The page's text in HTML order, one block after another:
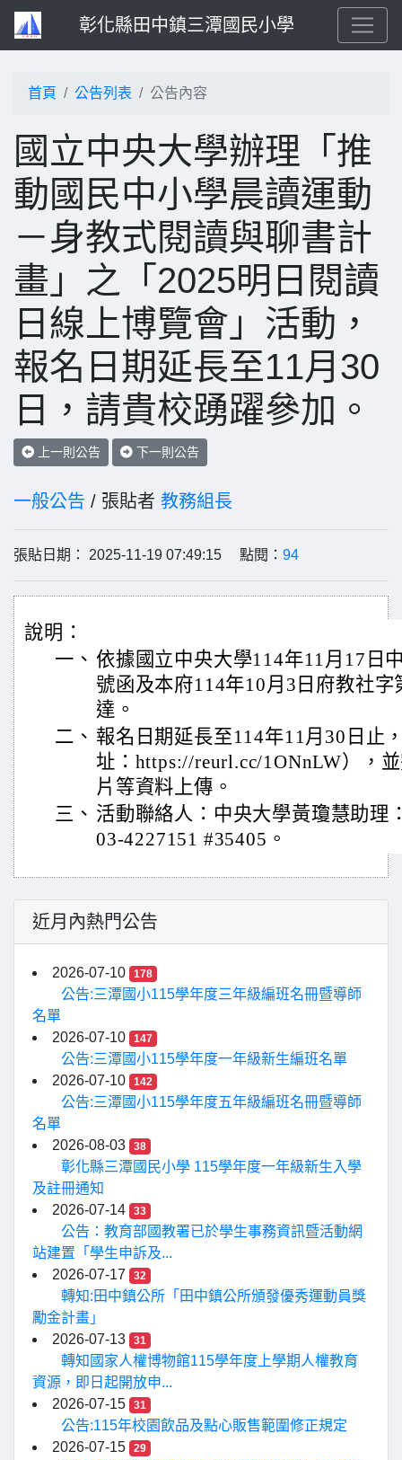
彰化縣田中鎮三潭國民小學
首頁 公告列表 公告內容
國立中央大學辦理「推
動國民中小學晨讀運動
－身教式閱讀與聊書計
畫」之「2025明日閱讀
日線上博覽會」活動，
報名日期延長至11月30
日，請貴校踴躍參加。
上一則公告 下一則公告
一般公告 / 張貼者 教務組長
張貼日期： 2025-11-19 07:49:15 點閱： 94
說明：
一、 依據國立中央大學114年11月17日
號函及本府114年10月3日府教社字
達。
二、 報名日期延長至114年11月30日止
址：https://reurl.cc/1ONnLW），
片等資料上傳。
三、 活動聯絡人：中央大學黃瓊慧助理
03-4227151 #35405。
近月內熱門公告
2026-07-10 178
公告:三潭國小115學年度三年級編班名冊暨導師
名單
2026-07-10
147
公告:三潭國小115學年度一年級新生編班名單
2026-07-10
142
公告:三潭國小115學年度五年級編班名冊暨導師
名單
2026-08-03
38
彰化縣三潭國民小學 115學年度一年級新生入學
及註冊通知
2026-07-14
33
公告：教育部國教署已於學生事務資訊暨活動網
站建置「學生申訴及...
2026-07-17
32
轉知:田中鎮公所「田中鎮公所頒發優秀運動員獎
勵金計畫」
2026-07-13
31
轉知國家人權博物館115學年度上學期人權教育
資源，即日起開放申...
2026-07-15
31
公告:115年校園飲品及點心販售範圍修正規定
2026-07-15
29